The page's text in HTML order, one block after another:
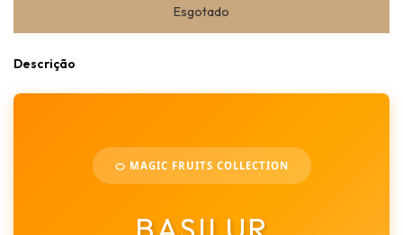
Descrição
🍊 MAGIC FRUITS COLLECTION